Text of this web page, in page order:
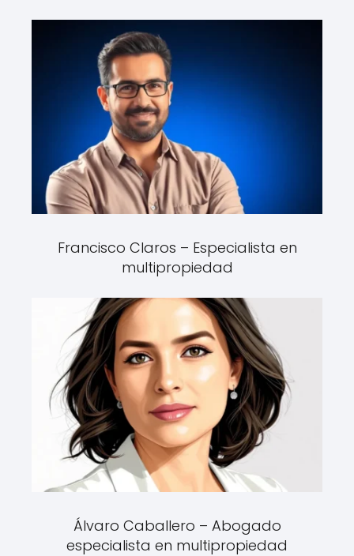
Francisco Claros – Especialista en
multipropiedad
Álvaro Caballero – Abogado
especialista en multipropiedad